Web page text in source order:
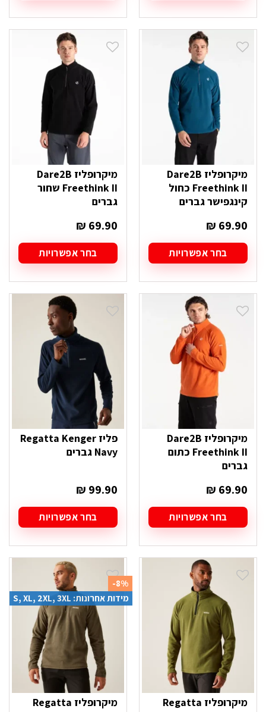
זה
יש
סוגים.
האפשרויות
זה
יש
סוגים.
האפשרויות
בעמוד
המוצר
מיקרופליז Dare2B
Freethink II כחול
קינגפישר גברים
₪ 69.90
בחר אפשרויות
זה
יש
סוגים.
לבחור
האפשרויות
בעמוד
מיקרופליז Dare2B
Freethink II שחור
גברים
₪ 69.90
בחר אפשרויות
זה
יש
סוגים.
האפשרויות
בעמוד
המוצר
מיקרופליז Dare2B
Freethink II כתום
גברים
₪ 69.90
בחר אפשרויות
זה
יש
סוגים.
לבחור
האפשרויות
בעמוד
המוצר
פליז Regatta Kenger
Navy גברים
₪ 99.90
בחר אפשרויות
זה
יש
סוגים.
ניתן
לבחור
האפשרויות
בעמוד
המוצר
מיקרופליז Regatta
-8%
מידות אחרונות: S, XL, 2XL, 3XL
מיקרופליז Regatta